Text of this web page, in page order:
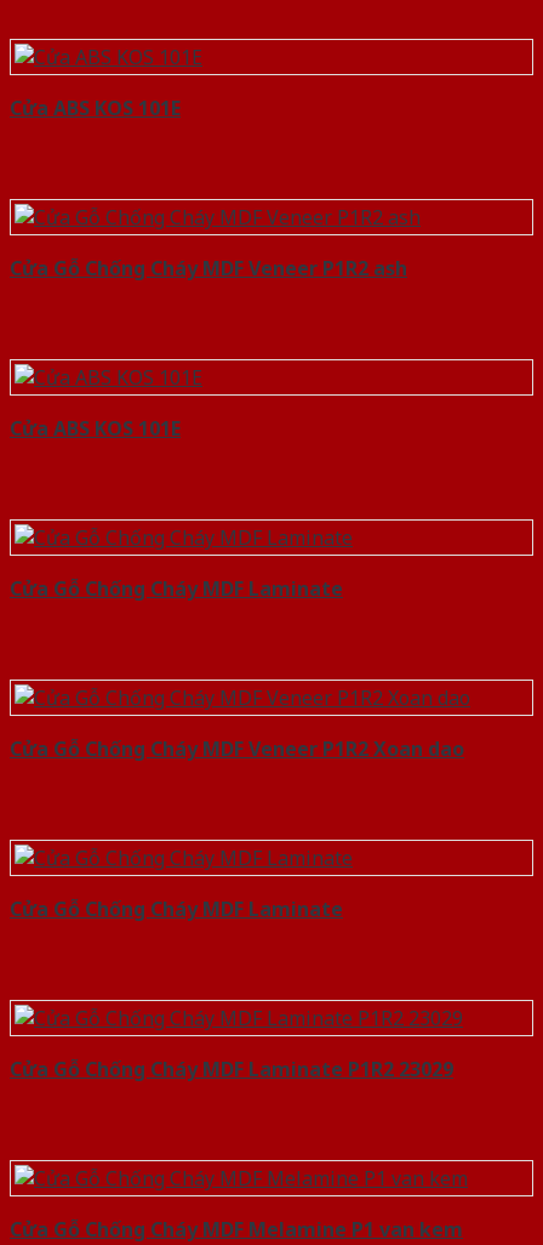
Cửa ABS KOS 101E
Cửa Gỗ Chống Cháy MDF Veneer P1R2 ash
Cửa ABS KOS 101E
Cửa Gỗ Chống Cháy MDF Laminate
Cửa Gỗ Chống Cháy MDF Veneer P1R2 Xoan dao
Cửa Gỗ Chống Cháy MDF Laminate
Cửa Gỗ Chống Cháy MDF Laminate P1R2 23029
Cửa Gỗ Chống Cháy MDF Melamine P1 van kem